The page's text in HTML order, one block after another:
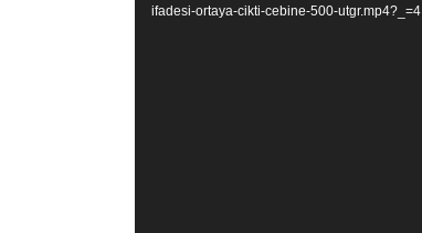
ifadesi-ortaya-cikti-cebine-500-utgr.mp4?_=4